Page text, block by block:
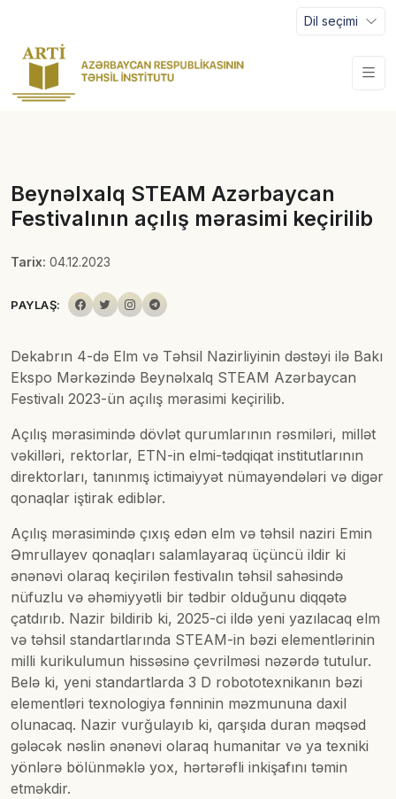
Dil seçimi
Beynəlxalq STEAM Azərbaycan
Festivalının açılış mərasimi keçirilib
Tarix: 04.12.2023
PAYLAŞ:
Dekabrın 4-də Elm və Təhsil Nazirliyinin dəstəyi ilə Bakı
Ekspo Mərkəzində Beynəlxalq STEAM Azərbaycan
Festivalı 2023-ün açılış mərasimi keçirilib.
Açılış mərasimində dövlət qurumlarının rəsmiləri, millət
vəkilləri, rektorlar, ETN-in elmi-tədqiqat institutlarının
direktorları, tanınmış ictimaiyyət nümayəndələri və digər
qonaqlar iştirak ediblər.
Açılış mərasimində çıxış edən elm və təhsil naziri Emin
Əmrullayev qonaqları salamlayaraq üçüncü ildir ki
ənənəvi olaraq keçirilən festivalın təhsil sahəsində
nüfuzlu və əhəmiyyətli bir tədbir olduğunu diqqətə
çatdırıb. Nazir bildirib ki, 2025-ci ildə yeni yazılacaq elm
və təhsil standartlarında STEAM-in bəzi elementlərinin
milli kurikulumun hissəsinə çevrilməsi nəzərdə tutulur.
Belə ki, yeni standartlarda 3 D robototexnikanın bəzi
elementləri texnologiya fənninin məzmununa daxil
olunacaq. Nazir vurğulayıb ki, qarşıda duran məqsəd
gələcək nəslin ənənəvi olaraq humanitar və ya texniki
yönlərə bölünməklə yox, hərtərəfli inkişafını təmin
etməkdir.